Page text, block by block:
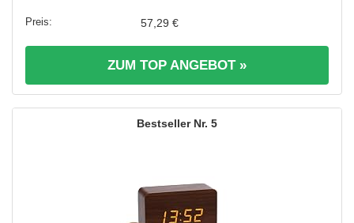
57,29 €
ZUM TOP ANGEBOT »
5